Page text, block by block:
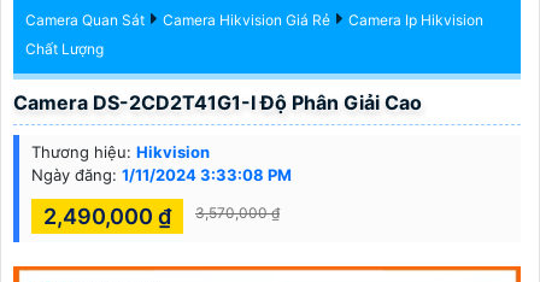
Camera Quan Sát Camera Hikvision Giá Rẻ
Camera Ip Hikvision
Chất Lượng
Camera DS-2CD2T41G1-I Độ Phân Giải Cao
Thương hiệu: Hikvision
Ngày đăng: 1/11/2024 3:33:08 PM
2,490,000 ₫ 3,570,000 ₫